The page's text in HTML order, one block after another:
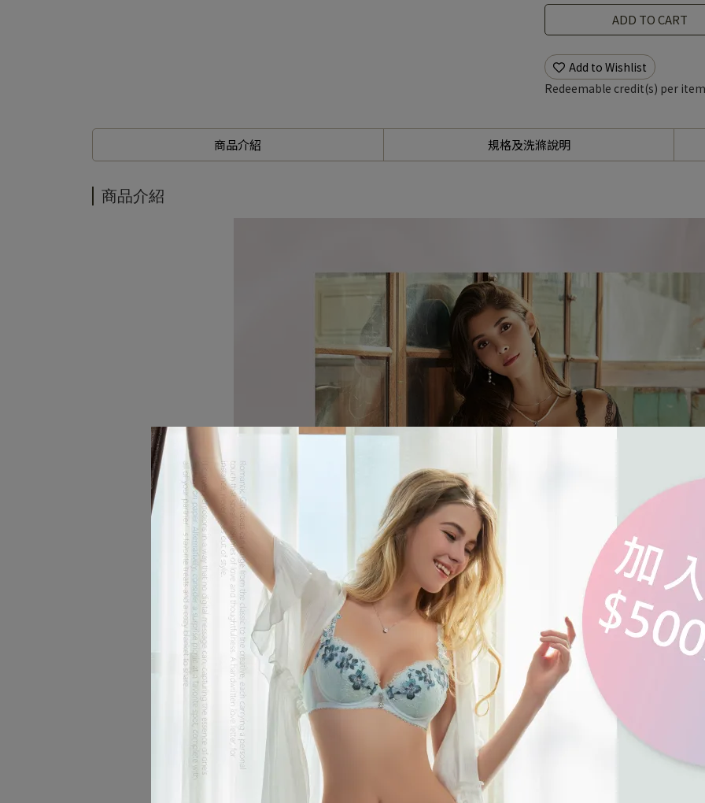
7、8月滿千折百8
7、8月滿千折百9
7、8月滿千折百10
7、8月滿千折百12
7、8月滿千折百13
7、8月滿千折百18
7、8月滿千折百19
7、8月滿千折百22
7、8月滿千折百23
7、8月滿千折百24
浪漫疊加｜全館滿4000贈貓
ADD TO CART
Add to Wishlist
Redeemable credit(s) per
商品介紹 規格及洗滌說明
商品介紹